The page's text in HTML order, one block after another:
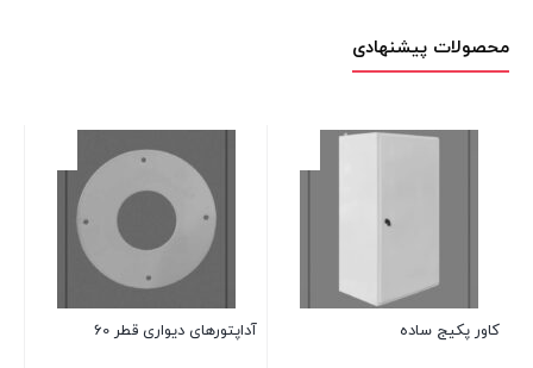
محصولات پیشنهادی
کاور پکیج ساده آداپتورهای دیواری قطر 60